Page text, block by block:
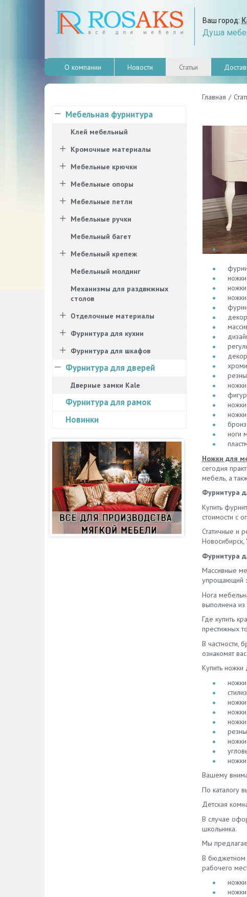
Ваш город:
Душа
О компании Новости Статьи
Главная /
ноги
Ножки для
сегодня
мебель, а
Фурнитура
Купить
стоимости с
Статичные и
Фурнитура
Массивные
упрощающий
Нога
выполнена
Где купить
престижных
В частности,
ознакомят
Купить
Вашему
По каталогу
Детская
В случае
школьника.
Мы
В бюджетном
рабочего
Мебельная фурнитура
Клей мебельный
Кромочные материалы
Мебельные крючки
Мебельные опоры
Мебельные петли
Мебельные ручки
Мебельный багет
Мебельный крепеж
Мебельный молдинг
Механизмы для раздвижных
столов
Отделочные материалы
Фурнитура для кухни
Фурнитура для шкафов
Фурнитура для дверей
Дверные замки Kale
Фурнитура для рамок
Новинки